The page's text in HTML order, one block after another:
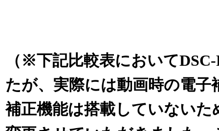
（※下記比較表において
たが、実際には動画時の電
補正機能は搭載していない